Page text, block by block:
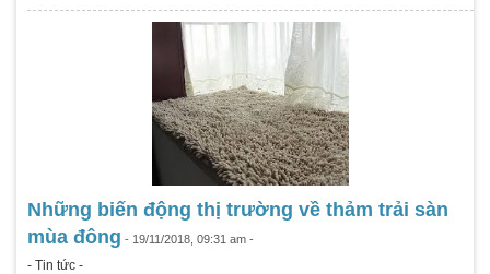
Những biến động thị trường về thảm trải sàn
mùa đông - 19/11/2018, 09:31 am -
- Tin tức -